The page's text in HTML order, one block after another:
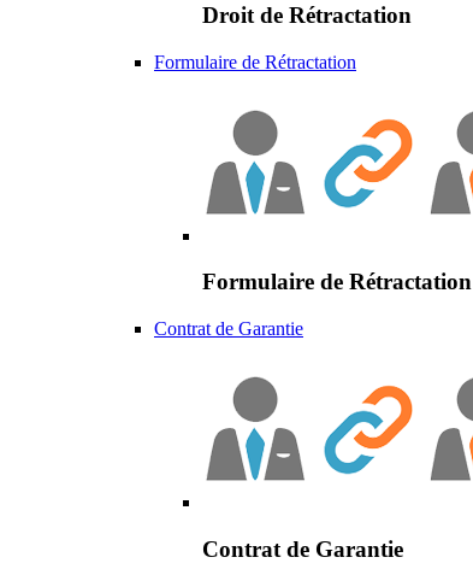
Droit de Rétractation
Formulaire de Rétractation
Formulaire de Rétractation
Contrat de Garantie
Contrat de Garantie